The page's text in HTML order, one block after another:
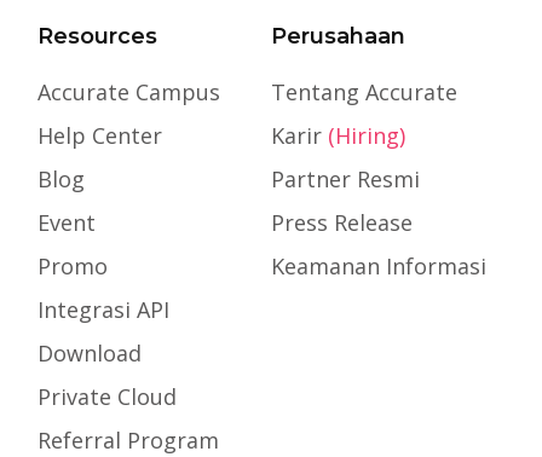
Resources
Accurate Campus
Help Center
Blog
Event
Promo
Integrasi API
Download
Private Cloud
Referral Program
Perusahaan
Tentang Accurate
Karir (Hiring)
Partner Resmi
Press Release
Keamanan Informasi